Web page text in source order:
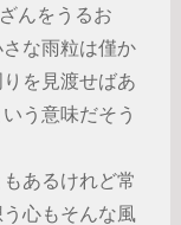
んをうるお
な雨粒は僅か
を見渡せばあ
う意味だそう
あるけれど常
心もそんな風